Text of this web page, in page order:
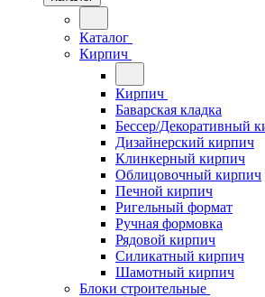
Каталог
Кирпич
Кирпич
Баварская кладка
Бессер/Декоративный
Дизайнерский кирпич
Клинкерный кирпич
Облицовочный кирпич
Печной кирпич
Ригельный формат
Ручная формовка
Рядовой кирпич
Силикатный кирпич
Шамотный кирпич
Блоки строительные